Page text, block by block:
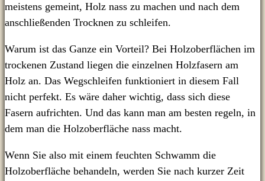
meistens gemeint, Holz nass zu machen und nach dem
anschließenden Trocknen zu schleifen.
Warum ist das Ganze ein Vorteil? Bei Holzoberflächen im
trockenen Zustand liegen die einzelnen Holzfasern am
Holz an. Das Wegschleifen funktioniert in diesem Fall
nicht perfekt. Es wäre daher wichtig, dass sich diese
Fasern aufrichten. Und das kann man am besten regeln, in
dem man die Holzoberfläche nass macht.
Wenn Sie also mit einem feuchten Schwamm die
Holzoberfläche behandeln, werden Sie nach kurzer Zeit